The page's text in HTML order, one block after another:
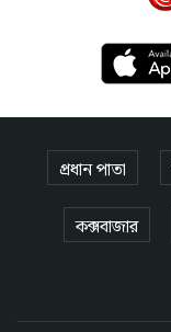
প্রধান পাতা
কক্সবাজার